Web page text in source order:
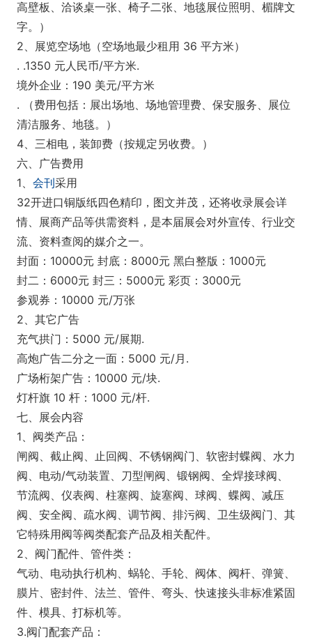
高壁板、洽谈桌一张、椅子二张、地毯展位照明、楣牌文
字。）
2、展览空场地（空场地最少租用 36 平方米）
. .1350 元人民币/平方米.
境外企业：190 美元/平方米
. （费用包括：展出场地、场地管理费、保安服务、展位
清洁服务、地毯。）
4、三相电，装卸费（按规定另收费。）
六、广告费用
1、 会刊采用
32开进口铜版纸四色精印，图文并茂，还将收录展会详
情、展商产品等供需资料，是本届展会对外宣传、行业交
流、资料查阅的媒介之一。
封面：10000元 封底：8000元 黑白整版：1000元
封二：6000元 封三：5000元 彩页：3000元
参观券：10000 元/万张
2、其它广告
充气拱门：5000 元/展期.
高炮广告二分之一面：5000 元/月.
广场桁架广告：10000 元/块.
灯杆旗 10 杆：1000 元/杆.
七、展会内容
1、阀类产品：
闸阀、截止阀、止回阀、不锈钢阀门、软密封蝶阀、水力
阀、电动/气动装置、刀型闸阀、锻钢阀、全焊接球阀、
节流阀、仪表阀、柱塞阀、旋塞阀、球阀、蝶阀、减压
阀、安全阀、疏水阀、调节阀、排污阀、卫生级阀门、其
它特殊用阀等阀类配套产品及相关配件。
2、阀门配件、管件类：
气动、电动执行机构、蜗轮、手轮、阀体、阀杆、弹簧、
膜片、密封件、法兰、管件、弯头、快速接头非标准紧固
件、模具、打标机等。
3.阀门配套产品：